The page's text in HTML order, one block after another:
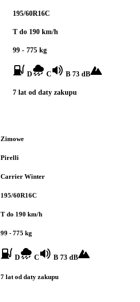
195/60R16C
T do 190 km/h
99 - 775 kg
D C B 73 dB
7 lat od daty zakupu
Zimowe
Pirelli
Carrier Winter
195/60R16C
T do 190 km/h
99 - 775 kg
D C B 73 dB
7 lat od daty zakupu